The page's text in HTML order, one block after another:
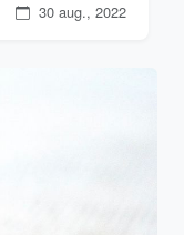
30 aug., 2022